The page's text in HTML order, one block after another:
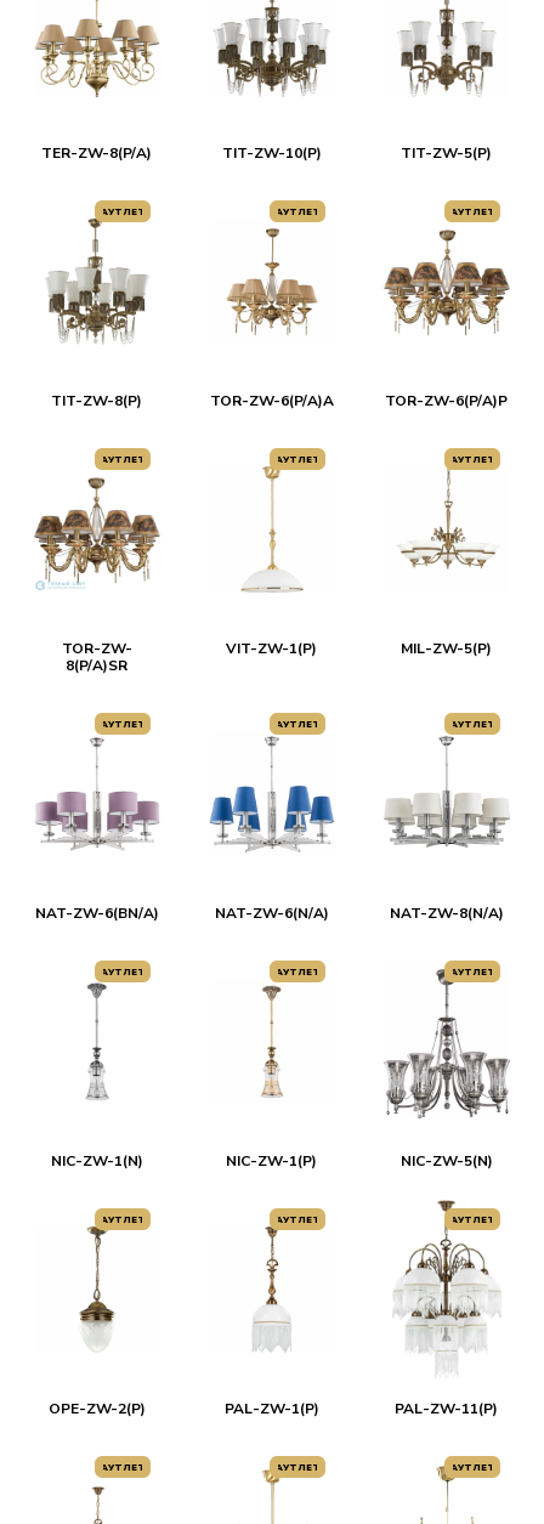
TER-ZW-8(P/A) TIT-ZW-10(P) TIT-ZW-5(P)
АУТЛЕТ
TIT-ZW-8(P)
АУТЛЕТ
TOR-ZW-6(P/A)A
АУТЛЕТ
TOR-ZW-6(P/A)P
АУТЛЕТ
TOR-ZW-
8(P/A)SR
АУТЛЕТ
VIT-ZW-1(P)
АУТЛЕТ
MIL-ZW-5(P)
АУТЛЕТ
NAT-ZW-6(BN/A)
АУТЛЕТ
NAT-ZW-6(N/A)
АУТЛЕТ
NAT-ZW-8(N/A)
АУТЛЕТ
NIC-ZW-1(N)
АУТЛЕТ
NIC-ZW-1(P)
АУТЛЕТ
NIC-ZW-5(N)
АУТЛЕТ
OPE-ZW-2(P)
АУТЛЕТ
PAL-ZW-1(P)
АУТЛЕТ
PAL-ZW-11(P)
АУТЛЕТ АУТЛЕТ АУТЛЕТ